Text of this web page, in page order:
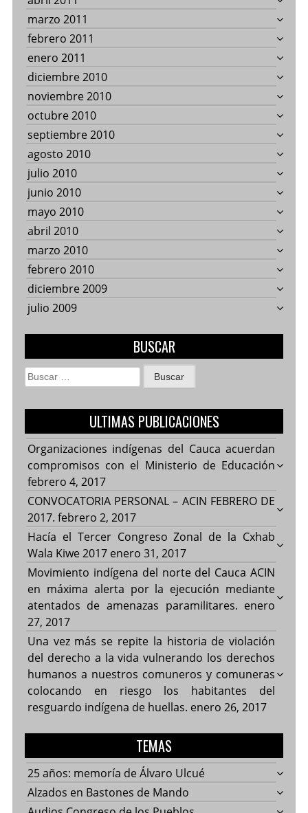
marzo 2011
febrero 2011
enero 2011
diciembre 2010
noviembre 2010
octubre 2010
septiembre 2010
agosto 2010
julio 2010
junio 2010
mayo 2010
abril 2010
marzo 2010
febrero 2010
diciembre 2009
julio 2009
BUSCAR
Buscar:
ULTIMAS PUBLICACIONES
Organizaciones indígenas del Cauca acuerdan
compromisos con el Ministerio de Educación
febrero 4, 2017
CONVOCATORIA PERSONAL – ACIN FEBRERO DE
2017. febrero 2, 2017
Hacía el Tercer Congreso Zonal de la Cxhab
Wala Kiwe 2017 enero 31, 2017
Movimiento indígena del norte del Cauca ACIN
en máxima alerta por la ejecución mediante
atentados de amenazas paramilitares. enero
27, 2017
Una vez más se repite la historia de violación
del derecho a la vida vulnerando los derechos
humanos a nuestros comuneros y comuneras
colocando en riesgo los habitantes del
resguardo indígena de huellas. enero 26, 2017
TEMAS
25 años: memoría de Álvaro Ulcué
Alzados en Bastones de Mando